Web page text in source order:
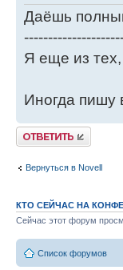
Даёшь
Я еще из тех,
Иногда пишу
Ответить
Вернуться в Novell
КТО СЕЙЧАС НА
Сейчас этот форум
Список форумов